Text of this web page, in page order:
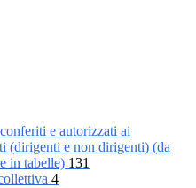
e autorizzati ai
(dirigenti e non dirigenti) (da
in tabelle) 131
4